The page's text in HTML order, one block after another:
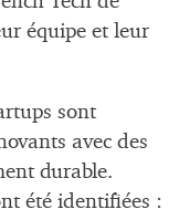
équipe et leur
sont
avec des
durable.
été identifiées :